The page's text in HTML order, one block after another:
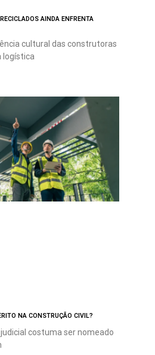
AINDA ENFRENTA
cultural das construtoras
logística
NA CONSTRUÇÃO CIVIL?
costuma ser nomeado